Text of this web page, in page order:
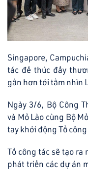
Singapore,
tác để thúc đẩy
gần hơn tới tầm nhìn
Ngày 3/6, Bộ Công
và Mỏ Lào cùng Bộ
tay khởi động Tổ
Tổ công tác sẽ tạo
phát triển các dự án